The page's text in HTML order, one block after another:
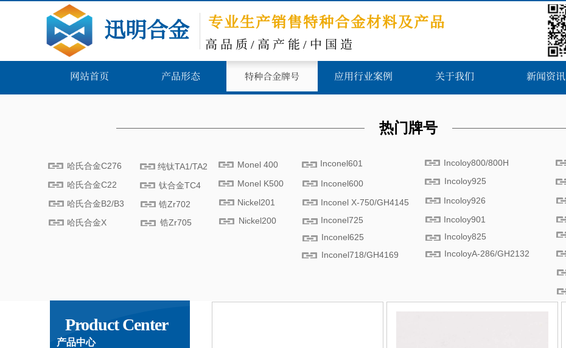
专业生产销售特种合金材料及产品
​迅明合金 高 品 质/高产能/中国造
网站首页 产品形态 特种合金牌号 应用行业案例 关于我们 新闻资讯
热门牌号
哈氏合金X
哈氏合金C22
哈氏合金B2/B3
哈氏合金C276
Inconel718/GH4169
Inconel X-750/GH4145
​Inconel600
Inconel601
Inconel625
Inconel725
Nickel201
Nickel200
Monel K500
Monel 400
Incoloy825
Incoloy925
Incoloy901
Incoloy800/800H
Incoloy926
IncoloyA-286/GH2132
锆Zr702
钛合金TC4
纯钛TA1/TA2
锆Zr705
产品中心
Product Center